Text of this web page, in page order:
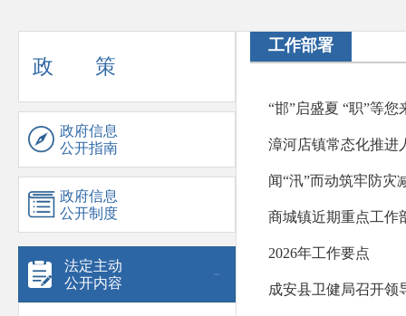
政 策
政府信息
公开指南
政府信息
公开制度
法定主动
公开内容
工作部署
“邯”启盛夏 “职”等
漳河店镇常态化推进
闻“汛”而动筑牢防灾
商城镇近期重点工作
2026年工作要点
成安县卫健局召开领